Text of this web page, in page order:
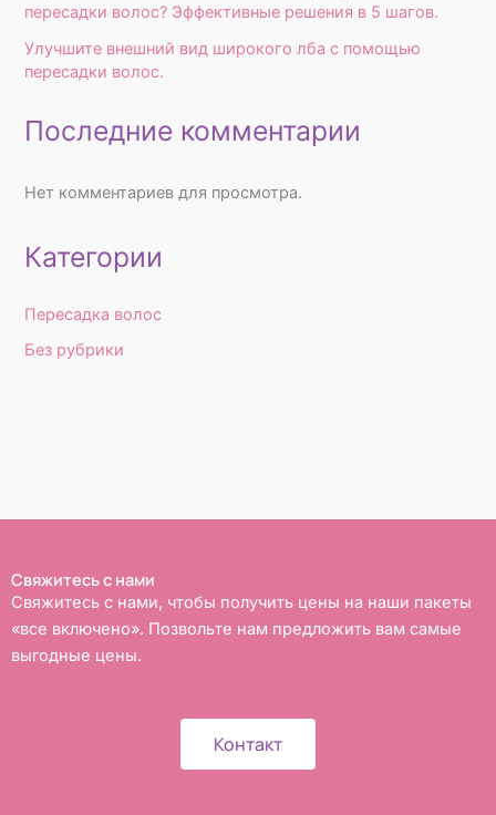
пересадки волос? Эффективные решения в 5 шагов.
Улучшите внешний вид широкого лба с помощью
пересадки волос.
Последние комментарии
Нет комментариев для просмотра.
Категории
Пересадка волос
Без рубрики
Свяжитесь с нами
Свяжитесь с нами, чтобы получить цены на наши пакеты
«все включено». Позвольте нам предложить вам самые
выгодные цены.
Контакт